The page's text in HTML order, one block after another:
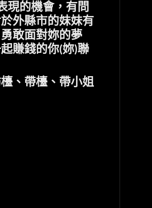
現的機會，有問
於外縣市的妹妹有
敢面對妳的夢
賺錢的你(妳)聯
、帶檯、帶小姐